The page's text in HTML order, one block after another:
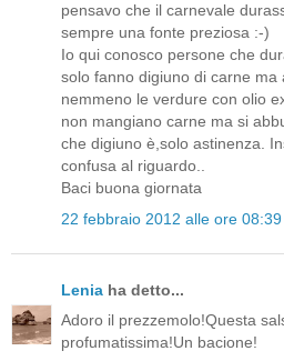
pensavo che il carnevale
sempre una fonte preziosa :-)
Io qui conosco persone che
solo fanno digiuno di carne ma
nemmeno le verdure con olio
non mangiano carne ma si
che digiuno è,solo astinenza.
confusa al riguardo..
Baci buona giornata
22 febbraio 2012 alle ore 08:39
Lenia ha detto...
Adoro il prezzemolo!Questa
profumatissima!Un bacione!